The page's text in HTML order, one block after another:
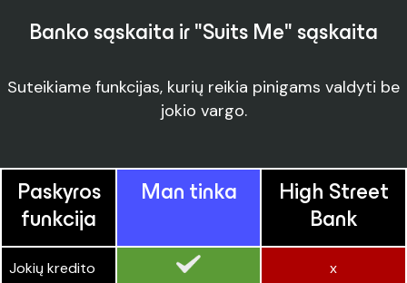
Banko sąskaita ir "Suits Me" sąskaita
Suteikiame funkcijas, kurių reikia pinigams valdyti be
jokio vargo.
Paskyros
funkcija
Man tinka
High Street
Bank
Jokių kredito
x